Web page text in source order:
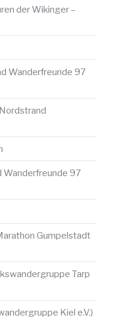
der Wikinger –
Wanderfreunde 97
Wanderfreunde 97
Gumpelstadt
Tarp
Kiel e.V.)